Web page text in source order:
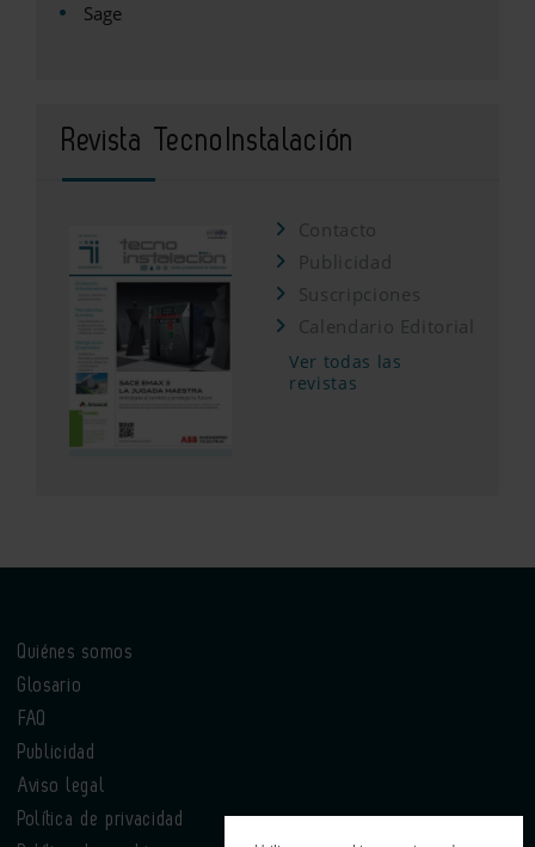
Sage
Revista TecnoInstalación
Contacto
Publicidad
Suscripciones
Calendario Editorial
Ver todas las
revistas
Quiénes somos
Glosario
FAQ
Publicidad
Aviso legal
Política de privacidad